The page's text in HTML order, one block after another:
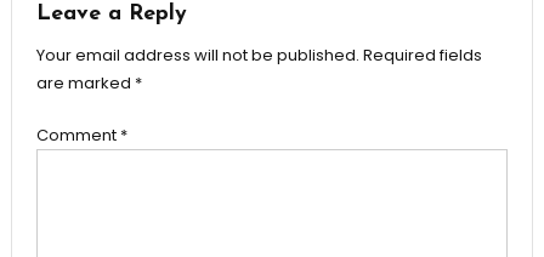
Leave a Reply
Your email address will not be published. Required fields
are marked *
Comment *